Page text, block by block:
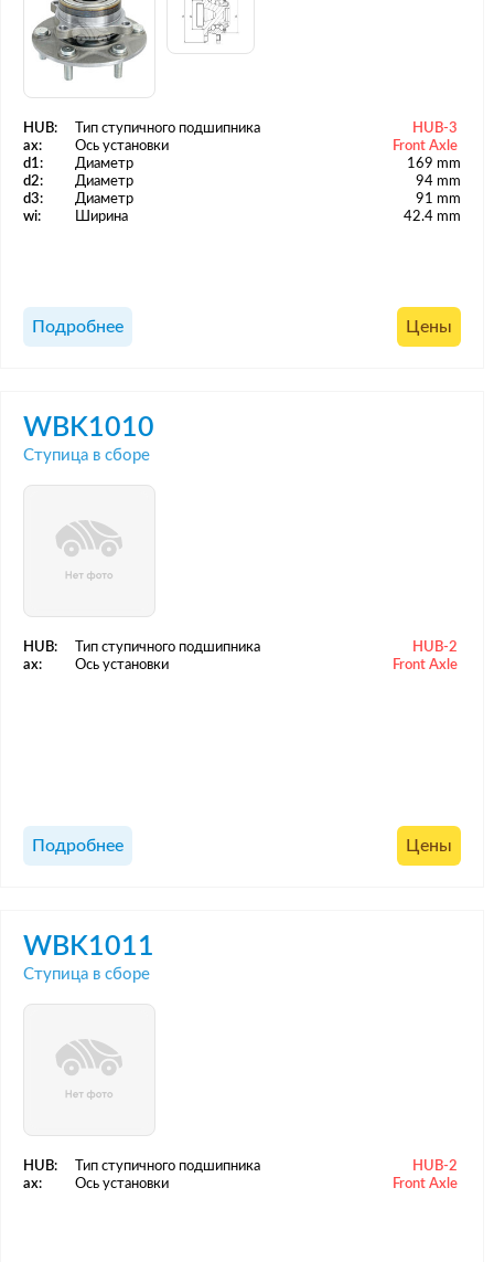
HUB: Тип ступичного подшипника
HUB-3
ax:
Ось установки
Front Axle
d1:
Диаметр
169 mm
d2:
Диаметр
94 mm
d3:
Диаметр
91 mm
wi:
Ширина 42.4 mm
Подробнее Цены
WBK1010
Ступица в сборе
HUB: Тип ступичного подшипника
HUB-2
ax:
Ось установки Front Axle
Подробнее Цены
WBK1011
Ступица в сборе
HUB: Тип ступичного подшипника
HUB-2
ax:
Ось установки Front Axle